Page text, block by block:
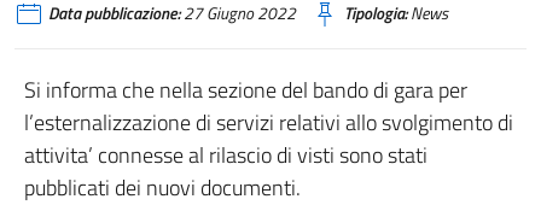
Data pubblicazione:27 Giugno 2022 Tipologia:News
Si informa che nella sezione del bando di gara per
l’esternalizzazione di servizi relativi allo svolgimento di
attivita’ connesse al rilascio di visti sono stati
pubblicati dei nuovi documenti.